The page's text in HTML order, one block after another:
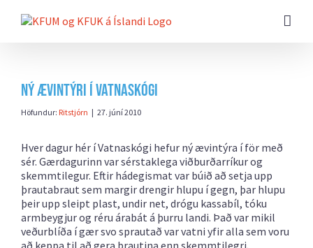
beint
Ný ævintýri í Vatnaskógi
Höfundur: Ritstjórn | 27. júní 2010
Hver dagur hér í Vatnaskógi hefur ný ævintýra í för með
sér. Gærdagurinn var sérstaklega viðburðarríkur og
skemmtilegur. Eftir hádegismat var búið að setja upp
þrautabraut sem margir drengir hlupu í gegn, þar hlupu
þeir upp sleipt plast, undir net, drógu kassabíl, tóku
armbeygjur og réru árabát á þurru landi. Það var mikil
veðurblíða í gær svo sprautað var vatni yfir alla sem voru
að keppa til að gera brautina enn skemmtilegri.